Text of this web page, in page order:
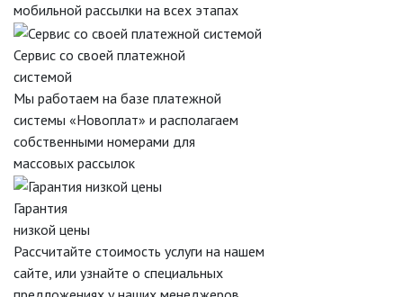
мобильной рассылки на всех этапах
Сервис со своей платежной
системой
Мы работаем на базе платежной
системы «Новоплат» и располагаем
собственными номерами для
массовых рассылок
Гарантия
низкой цены
Рассчитайте стоимость услуги на нашем
сайте, или узнайте о специальных